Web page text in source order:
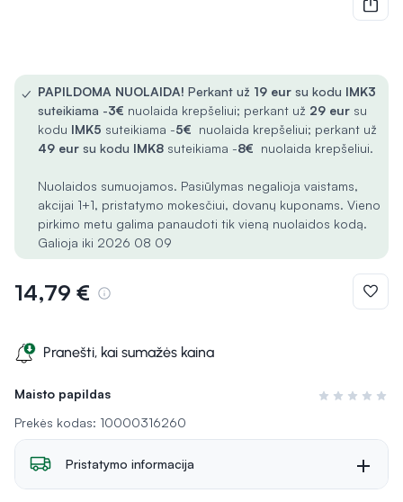
Maisto papildas
Įvertinimas 0
Prekės kodas: 10000316260
✓ PAPILDOMA NUOLAIDA! Perkant už 19 eur su kodu IMK3
suteikiama -3€ nuolaida krepšeliui; perkant už 29 eur su
kodu IMK5 suteikiama -5€ nuolaida krepšeliui; perkant už
49 eur su kodu IMK8 suteikiama -8€ nuolaida krepšeliui.
Nuolaidos sumuojamos. Pasiūlymas negalioja vaistams,
akcijai 1+1, pristatymo mokesčiui, dovanų kuponams. Vieno
pirkimo metu galima panaudoti tik vieną nuolaidos kodą.
Galioja iki 2026 08 09
14,79 €
Pranešti, kai sumažės kaina
Pristatymo informacija